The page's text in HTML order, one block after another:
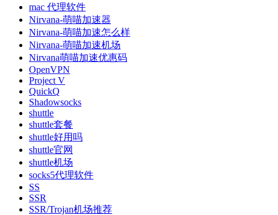
mac 代理软件
Nirvana-萌喵加速器
Nirvana-萌喵加速怎么样
Nirvana-萌喵加速机场
Nirvana萌喵加速优惠码
OpenVPN
Project V
QuickQ
Shadowsocks
shuttle
shuttle套餐
shuttle好用吗
shuttle官网
shuttle机场
socks5代理软件
SS
SSR
SSR/Trojan机场推荐